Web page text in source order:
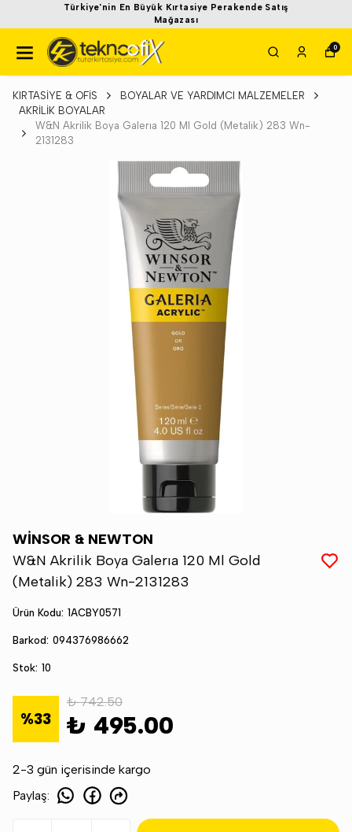
Türkiye'nin En Büyük Kırtasiye Perakende Satış
Mağazası
0
KIRTASİYE & OFİS
BOYALAR VE YARDIMCI MALZEMELER
AKRİLİK BOYALAR
W&N Akrilik Boya Galerıa 120 Ml Gold (Metalik) 283 Wn-
2131283
WİNSOR & NEWTON
W&N Akrilik Boya Galerıa 120 Ml Gold
(Metalik) 283 Wn-2131283
Ürün Kodu: 1ACBY0571
Barkod: 094376986662
Stok: 10
%33
₺ 742.50
₺ 495.00
2-3 gün içerisinde kargo
Paylaş: